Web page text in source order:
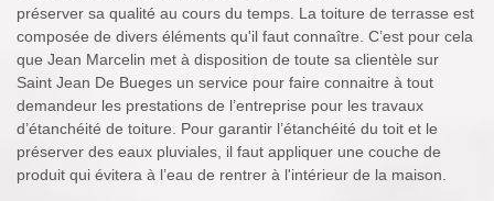
préserver sa qualité au cours du temps. La toiture de terrasse est
composée de divers éléments qu'il faut connaître. C’est pour cela
que Jean Marcelin met à disposition de toute sa clientèle sur
Saint Jean De Bueges un service pour faire connaitre à tout
demandeur les prestations de l’entreprise pour les travaux
d’étanchéité de toiture. Pour garantir l’étanchéité du toit et le
préserver des eaux pluviales, il faut appliquer une couche de
produit qui évitera à l’eau de rentrer à l'intérieur de la maison.